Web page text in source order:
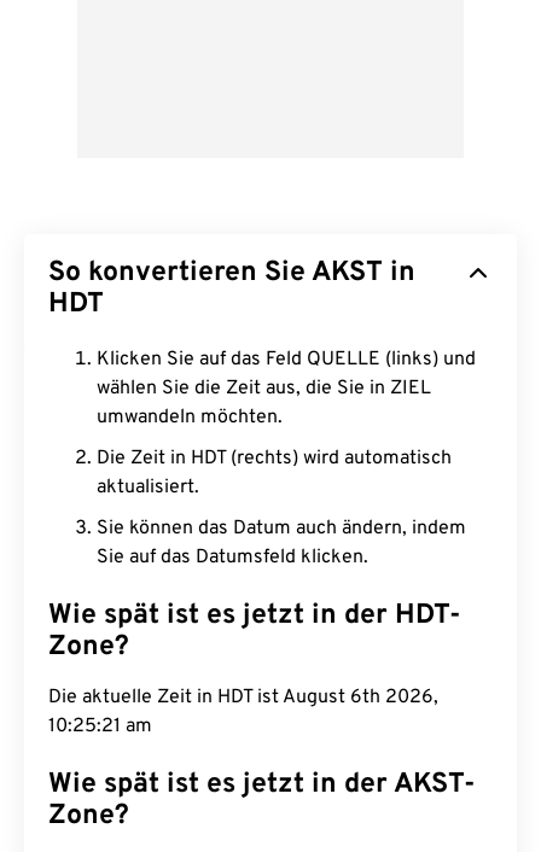
So konvertieren Sie AKST in
HDT
Klicken Sie auf das Feld QUELLE (links) und
wählen Sie die Zeit aus, die Sie in ZIEL
umwandeln möchten.
Die Zeit in HDT (rechts) wird automatisch
aktualisiert.
Sie können das Datum auch ändern, indem
Sie auf das Datumsfeld klicken.
Wie spät ist es jetzt in der HDT-
Zone?
Die aktuelle Zeit in HDT ist August 6th 2026,
10:25:22 am
Wie spät ist es jetzt in der AKST-
Zone?